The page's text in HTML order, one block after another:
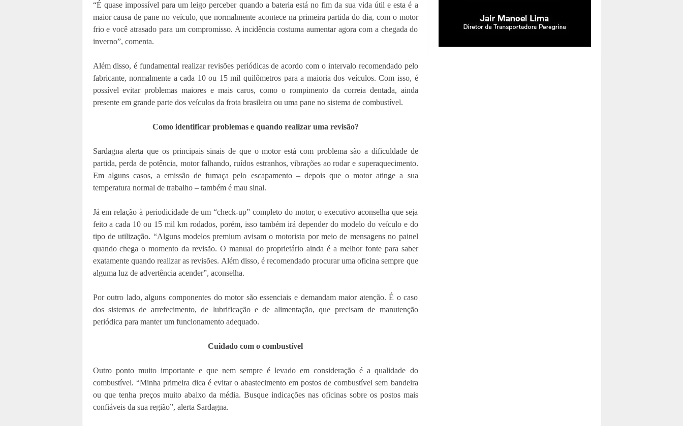
“É quase impossível para um leigo perceber quando a bateria está no fim da sua vida útil e esta é a
maior causa de pane no veículo, que normalmente acontece na primeira partida do dia, com o motor
frio e você atrasado para um compromisso. A incidência costuma aumentar agora com a chegada do
inverno”, comenta.
Além disso, é fundamental realizar revisões periódicas de acordo com o intervalo recomendado pelo
fabricante, normalmente a cada 10 ou 15 mil quilômetros para a maioria dos veículos. Com isso, é
possível evitar problemas maiores e mais caros, como o rompimento da correia dentada, ainda
presente em grande parte dos veículos da frota brasileira ou uma pane no sistema de combustível.
Como identificar problemas e quando realizar uma revisão?
Sardagna alerta que os principais sinais de que o motor está com problema são a dificuldade de
partida, perda de potência, motor falhando, ruídos estranhos, vibrações ao rodar e superaquecimento.
Em alguns casos, a emissão de fumaça pelo escapamento – depois que o motor atinge a sua
temperatura normal de trabalho – também é mau sinal.
Já em relação à periodicidade de um “check-up” completo do motor, o executivo aconselha que seja
feito a cada 10 ou 15 mil km rodados, porém, isso também irá depender do modelo do veículo e do
tipo de utilização. “Alguns modelos premium avisam o motorista por meio de mensagens no painel
quando chega o momento da revisão. O manual do proprietário ainda é a melhor fonte para saber
exatamente quando realizar as revisões. Além disso, é recomendado procurar uma oficina sempre que
alguma luz de advertência acender”, aconselha.
Por outro lado, alguns componentes do motor são essenciais e demandam maior atenção. É o caso
dos sistemas de arrefecimento, de lubrificação e de alimentação, que precisam de manutenção
periódica para manter um funcionamento adequado.
Cuidado com o combustível
Outro ponto muito importante e que nem sempre é levado em consideração é a qualidade do
combustível. “Minha primeira dica é evitar o abastecimento em postos de combustível sem bandeira
ou que tenha preços muito abaixo da média. Busque indicações nas oficinas sobre os postos mais
confiáveis da sua região”, alerta Sardagna.